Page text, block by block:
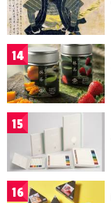
14
15
16